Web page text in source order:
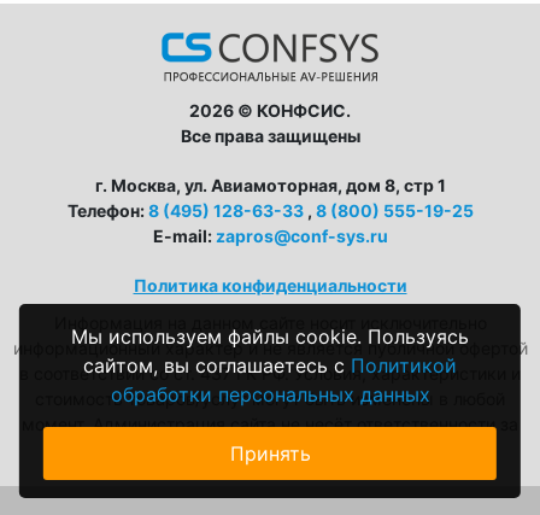
2026 © КОНФСИС.
Все права защищены
г. Москва, ул. Авиамоторная, дом 8, стр 1
Телефон:8 (495) 128-63-33 , 8 (800) 555-19-25
E-mail: zapros@conf-sys.ru
Политика конфиденциальности
информационный характер и не является публичной офертой
в соответствии со ст. 437 ГК РФ. Условия, характеристики и
стоимость товаров/услуг могут быть изменены в любой
момент. Администрация сайта не несёт ответственности за
возможные неточности в описаниях.
Мы используем файлы cookie. Пользуясь
сайтом, вы соглашаетесь с Политикой
обработки персональных данных
Принять